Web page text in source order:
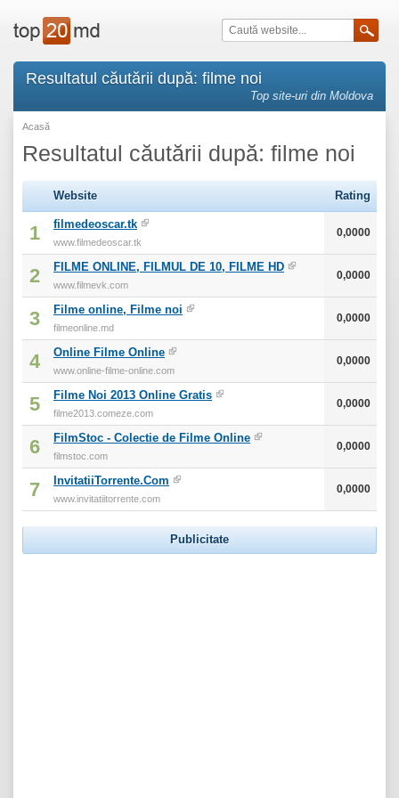
Resultatul căutării după: filme noi
Top site-uri din Moldova
Acasă
Resultatul căutării după: filme noi
Website Rating
1 filmedeoscar.tk
www.filmedeoscar.tk
0,0000
2 FILME ONLINE, FILMUL DE 10, FILME HD
www.filmevk.com
0,0000
3 Filme online, Filme noi
filmeonline.md
0,0000
4 Online Filme Online
www.online-filme-online.com
0,0000
5 Filme Noi 2013 Online Gratis
filme2013.comeze.com
0,0000
6 FilmStoc - Colectie de Filme Online
filmstoc.com
0,0000
7 InvitatiiTorrente.Com
www.invitatiitorrente.com
0,0000
Publicitate